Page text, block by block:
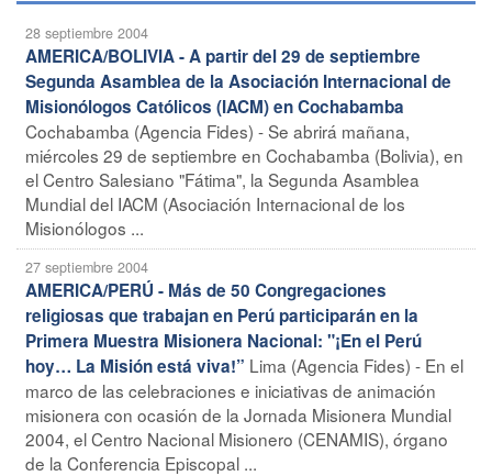
28 septiembre 2004
AMERICA/BOLIVIA - A partir del 29 de septiembre
Segunda Asamblea de la Asociación Internacional de
Misionólogos Católicos (IACM) en Cochabamba
Cochabamba (Agencia Fides) - Se abrirá mañana,
miércoles 29 de septiembre en Cochabamba (Bolivia), en
el Centro Salesiano "Fátima", la Segunda Asamblea
Mundial del IACM (Asociación Internacional de los
Misionólogos ...
27 septiembre 2004
AMERICA/PERÚ - Más de 50 Congregaciones
religiosas que trabajan en Perú participarán en la
Primera Muestra Misionera Nacional: "¡En el Perú
hoy… La Misión está viva!” Lima (Agencia Fides) - En el
marco de las celebraciones e iniciativas de animación
misionera con ocasión de la Jornada Misionera Mundial
2004, el Centro Nacional Misionero (CENAMIS), órgano
de la Conferencia Episcopal ...